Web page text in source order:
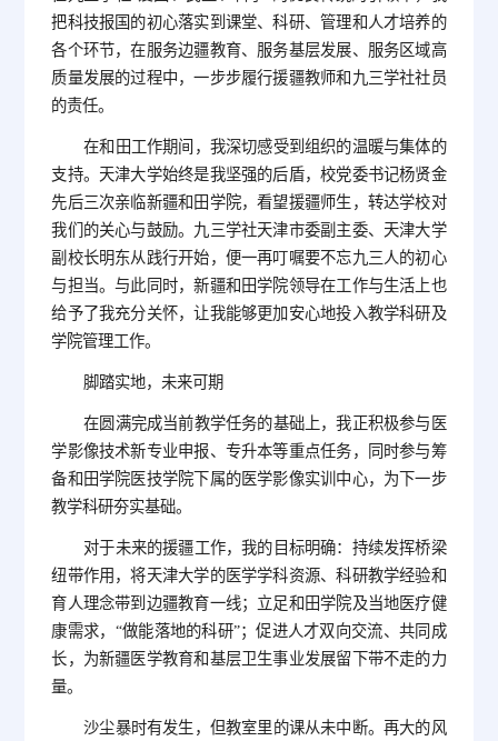
把科技报国的初心落实到课堂、科研、管理和人才培养的
各个环节，在服务边疆教育、服务基层发展、服务区域高
质量发展的过程中，一步步履行援疆教师和九三学社社员
的责任。
在和田工作期间，我深切感受到组织的温暖与集体的
支持。天津大学始终是我坚强的后盾，校党委书记杨贤金
先后三次亲临新疆和田学院，看望援疆师生，转达学校对
我们的关心与鼓励。九三学社天津市委副主委、天津大学
副校长明东从践行开始，便一再叮嘱要不忘九三人的初心
与担当。与此同时，新疆和田学院领导在工作与生活上也
给予了我充分关怀，让我能够更加安心地投入教学科研及
学院管理工作。
脚踏实地，未来可期
在圆满完成当前教学任务的基础上，我正积极参与医
学影像技术新专业申报、专升本等重点任务，同时参与筹
备和田学院医技学院下属的医学影像实训中心，为下一步
教学科研夯实基础。
对于未来的援疆工作，我的目标明确：持续发挥桥梁
纽带作用，将天津大学的医学学科资源、科研教学经验和
育人理念带到边疆教育一线；立足和田学院及当地医疗健
康需求，“做能落地的科研”；促进人才双向交流、共同成
长，为新疆医学教育和基层卫生事业发展留下带不走的力
量。
沙尘暴时有发生，但教室里的课从未中断。再大的风